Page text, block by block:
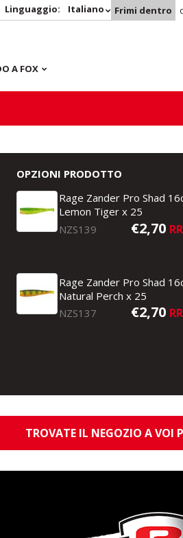
Linguaggio: Italiano Frimi dentro
A FOX
OPZIONI PRODOTTO
Rage Zander Pro Shad
Lemon Tiger x 25
NZS139
€2,70
Rage Zander Pro Shad
Natural Perch x 25
NZS137
€2,70
TROVATE IL NEGOZIO A VOI